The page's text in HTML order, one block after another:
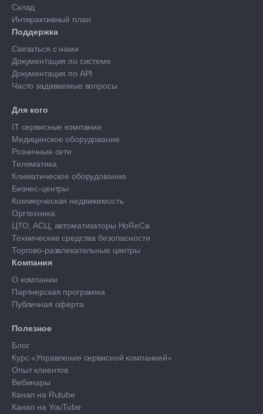
Склад
Интерактивный план
Поддержка
Связаться с нами
Документация по системе
Документация по API
Часто задаваемые вопросы
Для кого
IT сервисные компании
Медицинское оборудование
Розничные сети
Телематика
Климатическое оборудование
Бизнес-центры
Коммерческая недвижимость
Оргтехника
ЦТО, АСЦ, автоматизаторы HoReCa
Технические средства безопасности
Торгово-развлекательные центры
Компания
О компании
Партнерская программа
Публичная оферта
Полезное
Блог
Курс «Управление сервисной компанией»
Опыт клиентов
Вебинары
Канал на Rutube
Канал на YouTube